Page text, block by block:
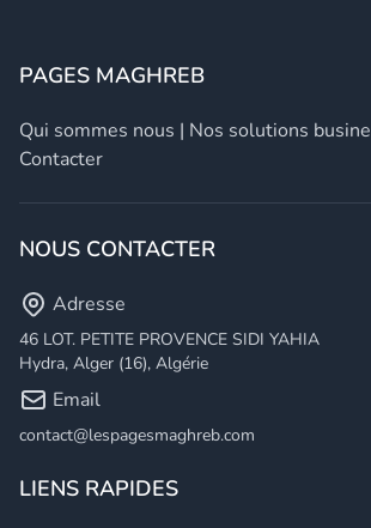
PAGES MAGHREB
Qui sommes nous | Nos solutions
Contacter
NOUS CONTACTER
Adresse
46 LOT. PETITE PROVENCE SIDI YAHIA
Hydra, Alger (16), Algérie
Email
contact@lespagesmaghreb.com
LIENS RAPIDES